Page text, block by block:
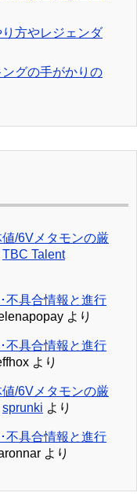
方やレジェンダ
グの手がかりの
/6Vメタモンの厳
TBC Talent
不具合情報と進行
より
不具合情報と進行
より
/6Vメタモンの厳
sprunki より
不具合情報と進行
より